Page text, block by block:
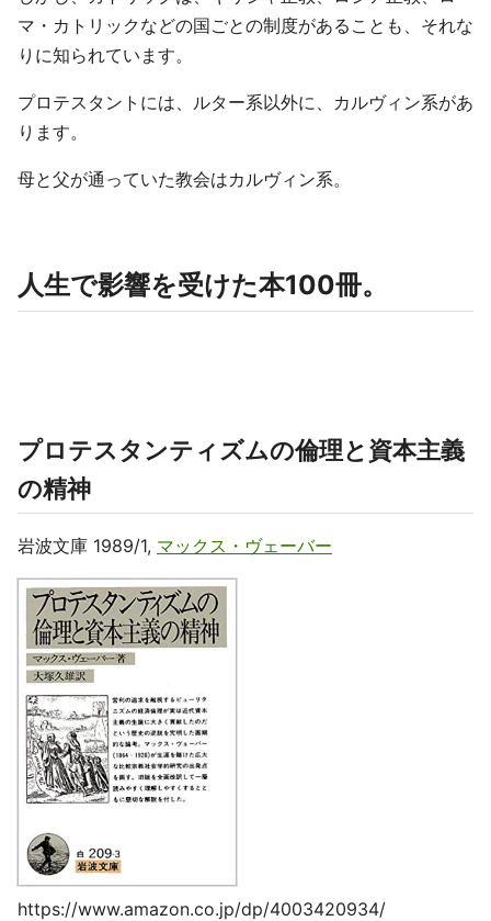
マ・カトリックなどの国ごとの制度があることも、それな
りに知られています。
プロテスタントには、ルター系以外に、カルヴィン系があ
ります。
母と父が通っていた教会はカルヴィン系。
人生で影響を受けた本100冊。
プロテスタンティズムの倫理と資本主義
の精神
岩波文庫 1989/1, マックス・ヴェーバー
https://www.amazon.co.jp/dp/4003420934/